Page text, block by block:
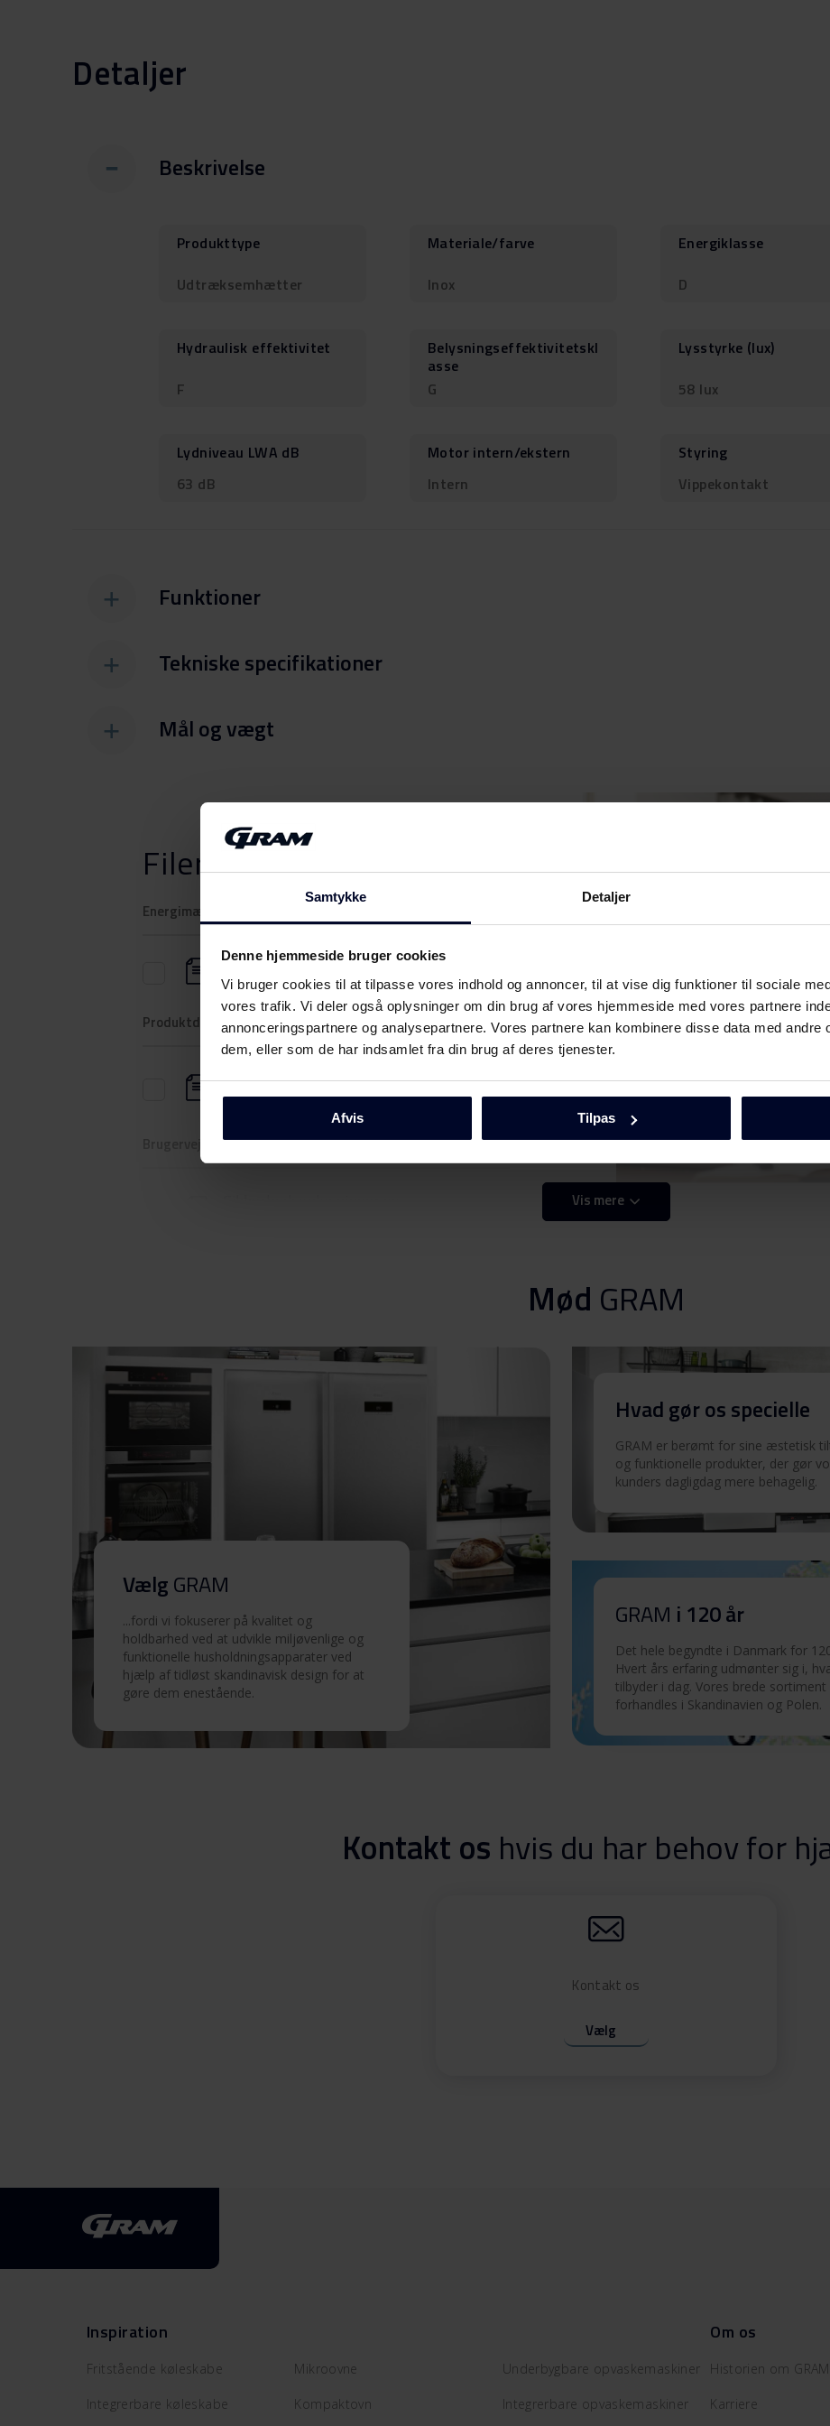
Samtykke Detaljer
Denne hjemmeside bruger cookies
Vi bruger cookies til at tilpasse vores indhold og annoncer, til at vise dig funktioner til sociale
vores trafik. Vi deler også oplysninger om din brug af vores hjemmeside med vores partnere
annonceringspartnere og analysepartnere. Vores partnere kan kombinere disse data med andre
dem, eller som de har indsamlet fra din brug af deres tjenester.
Afvis Tilpas
Detaljer
Beskrivelse
Produkttype
Udtræksemhætter
Materiale/farve
Inox
Energiklasse
D
Hydraulisk effektivitet
F
Belysningseffektivitetskl
asse
G
Lysstyrke (lux)
58 lux
Lydniveau LWA dB
63 dB
Motor intern/ekstern
Intern
Styring
Vippekontakt
Funktioner
Tekniske specifikationer
Mål og vægt
FilerDownload
Energimærkning
Energilabel Download
Produktdatablad
Produktinformation
(DK,EN,FI,SV,NO)
Brugervejledning
advarsler (NO)
Sikkerhedsoplysninger og
Download
Download
Betjeningsvejledninger
Download
Produktbillede EFU 501-02 X
Produktbillede EFU 501-02 X
Vis mere
Mød GRAM
VælgGRAM
...fordi vi fokuserer på kvalitet og
holdbarhed ved at udvikle miljøvenlige og
funktionelle husholdningsapparater ved
hjælp af tidløst skandinavisk design for at
gøre dem enestående.
Hvad gør os specielle
GRAM er berømt for sine æstetisk
og funktionelle produkter, der gør
kunders dagligdag mere behagelig.
GRAM i 120 år
Det hele begyndte i Danmark for
Hvert års erfaring udmønter sig i,
tilbyder i dag. Vores brede sortiment
forhandles i Skandinavien og Polen.
Kontakt os hvis du har behov for
Kontakt os
Vælg
Inspiration
Fritstående køleskabe
Integrerbare køleskabe
Mikroovne
Kompaktovn
Underbygbare opvaskemaskiner
Integrerbare opvaskemaskiner
Om os
Historien om GRAM
Karriere